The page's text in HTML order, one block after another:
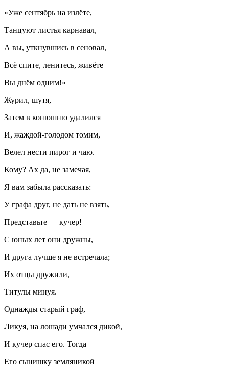
«Уже сентябрь на излёте,
Танцуют листья карнавал,
А вы, уткнувшись в сеновал,
Всё спите, ленитесь, живёте
Вы днём одним!»
Журил, шутя,
Затем в конюшню удалился
И, жаждой-голодом томим,
Велел нести пирог и чаю.
Кому? Ах да, не замечая,
Я вам забыла рассказать:
У графа друг, не дать не взять,
Представьте — кучер!
С юных лет они дружны,
И друга лучше я не встречала;
Их отцы дружили,
Титулы минуя.
Однажды старый граф,
Ликуя, на лошади умчался дикой,
И кучер спас его. Тогда
Его сынишку земляникой